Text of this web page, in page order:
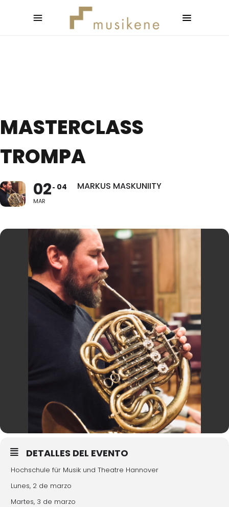
MASTERCLASS
TROMPA
02
MAR
04 MARKUS MASKUNIITY
DETALLES DEL EVENTO
Hochschule für Musik und Theatre Hannover
Lunes, 2 de marzo
Martes, 3 de marzo